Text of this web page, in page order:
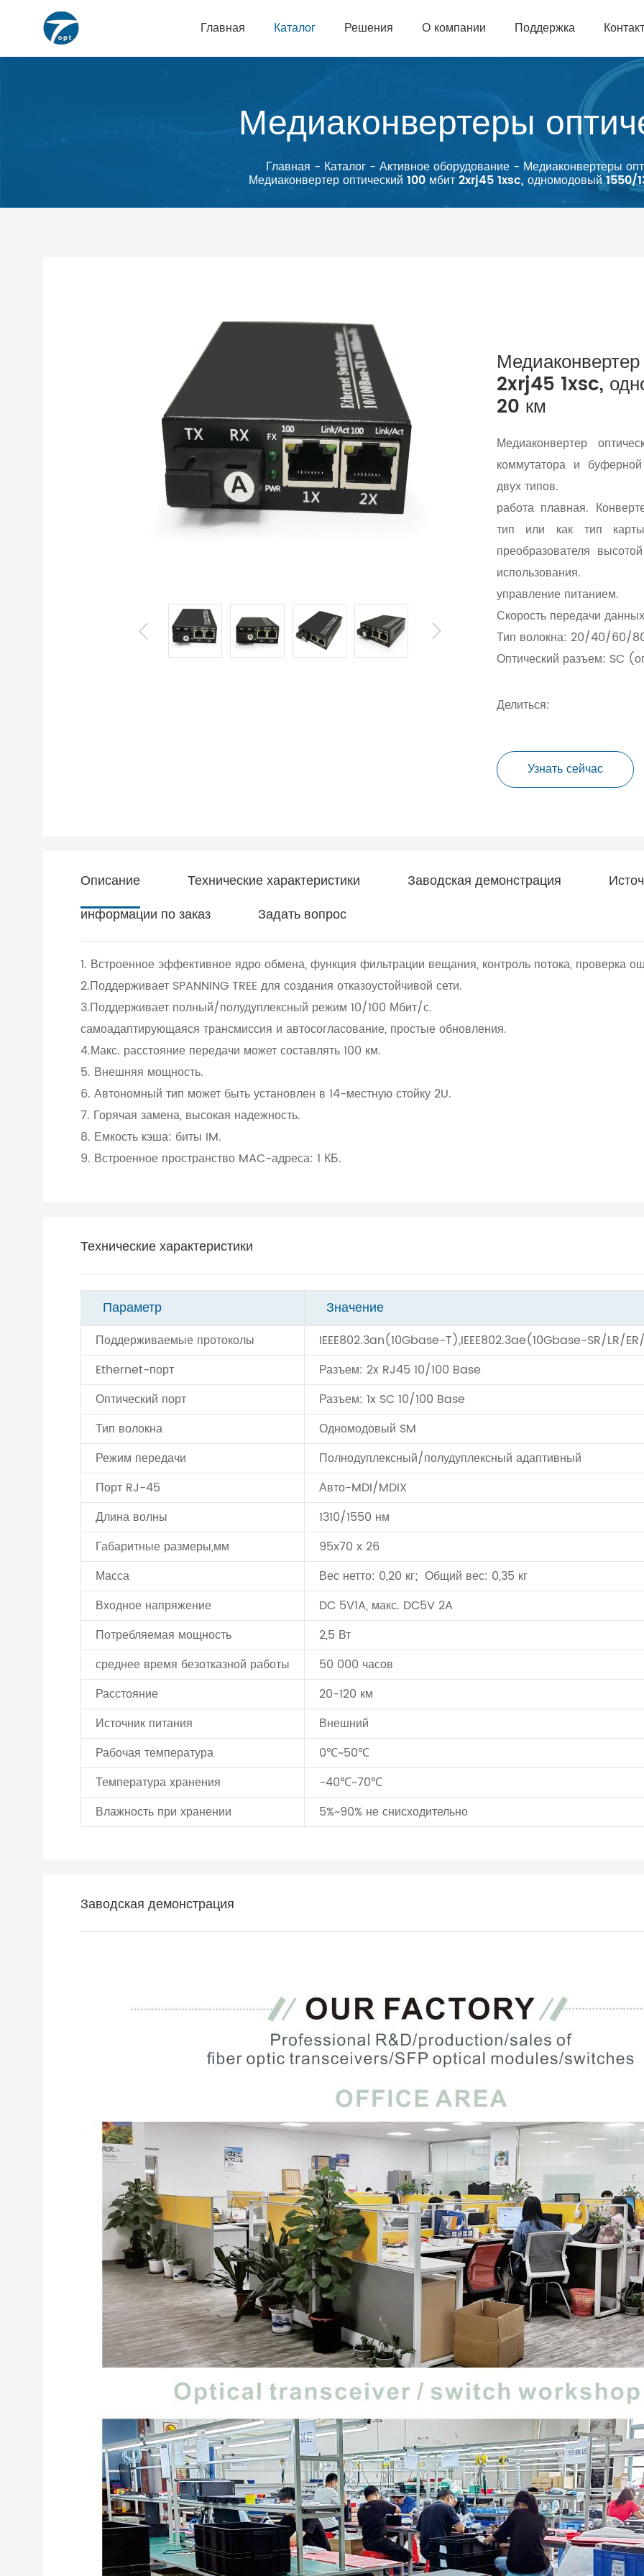
Главная Каталог Решения О компании Поддержка
Медиаконвертеры
Главная - Каталог - Активное оборудование - Медиаконвертеры
Медиаконвертер оптический 100 мбит 2xrj45 1xsc, одномодовый 1550/
2xrj45 1xsc,
20 км
Медиаконвертер
коммутатора и
двух типов.
работа плавная.
тип или как тип
преобразователя
использования.
управление питанием.
Скорость передачи
Тип волокна: 20/40/60/
Оптический разъем: SC
Делиться:
Узнать сейчас
Описание Технические характеристики Заводская демонстрация
информации по заказ
Задать вопрос
1. Встроенное эффективное ядро обмена, функция фильтрации вещания, контроль потока, проверка
2.Поддерживает SPANNING TREE для создания отказоустойчивой сети.
3.Поддерживает полный/полудуплексный режим 10/100 Мбит/с.
самоадаптирующаяся трансмиссия и автосогласование, простые обновления.
4.Макс. расстояние передачи может составлять 100 км.
5. Внешняя мощность.
6. Автономный тип может быть установлен в 14-местную стойку 2U.
7. Горячая замена, высокая надежность.
8. Емкость кэша: биты IM.
9. Встроенное пространство MAC-адреса: 1 КБ.
Технические характеристики
Параметр Значение
Поддерживаемые протоколы
IEEE802.3an(10Gbase-T),IEEE802.3ae(10Gbase-SR/LR/
Ethernet-порт
Разъем: 2x RJ45 10/100 Base
Оптический порт
Разъем: 1x SC 10/100 Base
Тип волокна
Одномодовый SM
Режим передачи
Полнодуплексный/полудуплексный адаптивный
Порт RJ-45
Авто-MDI/MDIX
Длина волны
1310/1550 нм
Габаритные размеры,мм
95х70 х 26
Масса
Вес нетто: 0,20 кг; Общий вес: 0,35 кг
Входное напряжение
DC 5V1A, макс. DC5V 2A
Потребляемая мощность
2,5 Вт
среднее время безотказной работы
50 000 часов
Расстояние
20-120 км
Источник питания
Внешний
Рабочая температура
0℃~50℃
Температура хранения
-40℃~70℃
Влажность при хранении
5%~90% не снисходительно
Заводская демонстрация